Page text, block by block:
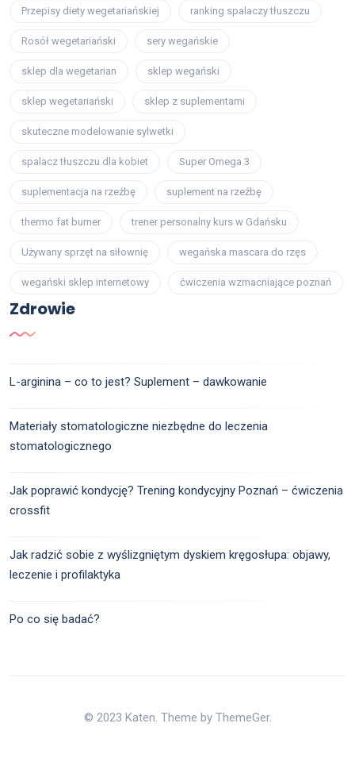
Przepisy diety wegetariańskiej ranking spalaczy tłuszczu
Rosół wegetariański sery wegańskie
sklep dla wegetarian sklep wegański
sklep wegetariański sklep z suplementami
skuteczne modelowanie sylwetki
spalacz tłuszczu dla kobiet Super Omega 3
suplementacja na rzeźbę suplement na rzeźbę
thermo fat burner trener personalny kurs w Gdańsku
Używany sprzęt na siłownię wegańska mascara do rzęs
wegański sklep internetowy ćwiczenia wzmacniające poznań
Zdrowie
L-arginina – co to jest? Suplement – dawkowanie
Materiały stomatologiczne niezbędne do leczenia
stomatologicznego
Jak poprawić kondycję? Trening kondycyjny Poznań – ćwiczenia
crossfit
Jak radzić sobie z wyślizgniętym dyskiem kręgosłupa: objawy,
leczenie i profilaktyka
Po co się badać?
© 2023 Katen. Theme by ThemeGer.